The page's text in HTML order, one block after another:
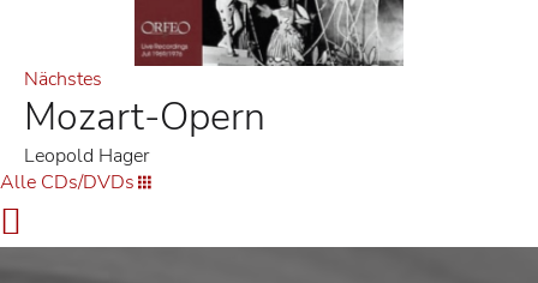
Nächstes
Mozart-Opern
Leopold Hager
Alle CDs/DVDs